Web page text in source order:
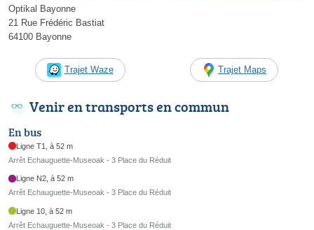
Optikal Bayonne
21 Rue Frédéric Bastiat
64100 Bayonne
Trajet Waze Trajet Maps
Venir en transports en commun
En bus
Ligne T1, à 52 m
Arrêt Echauguette-Museoak - 3 Place du Réduit
Ligne N2, à 52 m
Arrêt Echauguette-Museoak - 3 Place du Réduit
Ligne 10, à 52 m
Arrêt Echauguette-Museoak - 3 Place du Réduit